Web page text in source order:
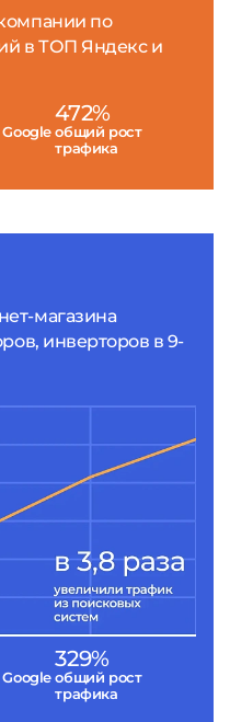
магазина
инверторов в 9-
329%
общий рост
трафика
по
в ТОП Яндекс и
472%
общий рост
трафика